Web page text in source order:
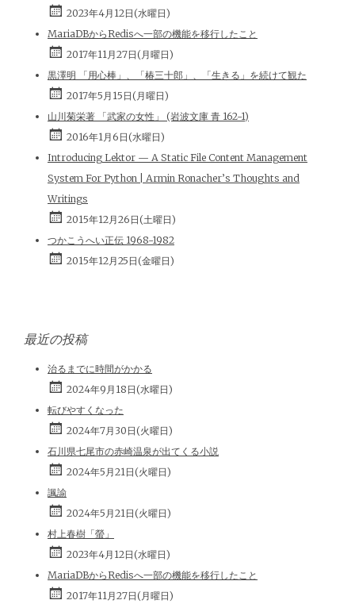
2023年4月12日(水曜日)
MariaDBからRedisへ一部の機能を移行したこと
2017年11月27日(月曜日)
黒澤明 「用心棒」、「椿三十郎」、「生きる」を続けて観た
2017年5月15日(月曜日)
山川菊栄著 「武家の女性」 (岩波文庫 青 162-1)
2016年1月6日(水曜日)
Introducing Lektor — A Static File Content Management
System For Python | Armin Ronacher’s Thoughts and
Writings
2015年12月26日(土曜日)
つかこうへい正伝 1968-1982
2015年12月25日(金曜日)
最近の投稿
治るまでに時間がかかる
2024年9月18日(水曜日)
転びやすくなった
2024年7月30日(火曜日)
石川県七尾市の赤崎温泉が出てくる小説
2024年5月21日(火曜日)
諷諭
2024年5月21日(火曜日)
村上春樹「螢」
2023年4月12日(水曜日)
MariaDBからRedisへ一部の機能を移行したこと
2017年11月27日(月曜日)